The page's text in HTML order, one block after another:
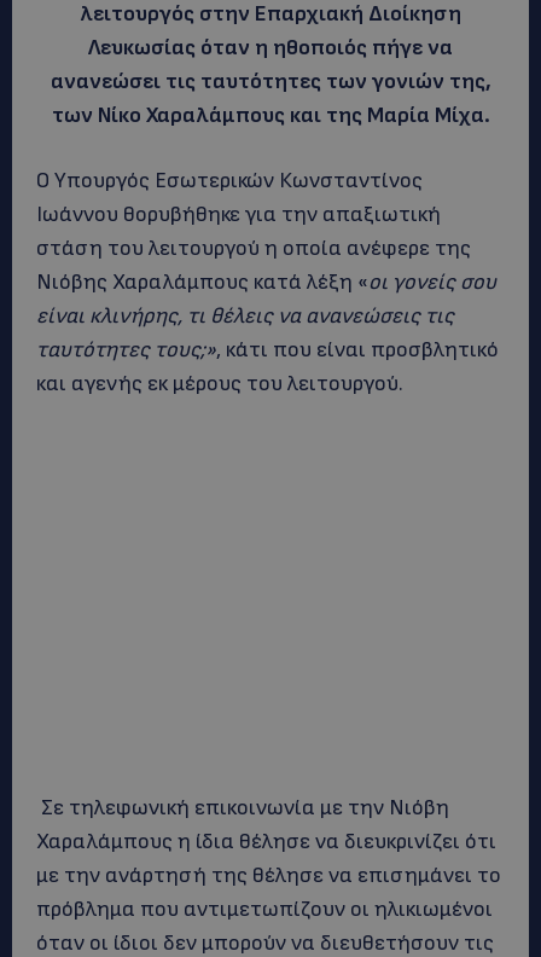
λειτουργός στην Επαρχιακή Διοίκηση
Λευκωσίας όταν η ηθοποιός πήγε να
ανανεώσει τις ταυτότητες των γονιών της,
των Νίκο Χαραλάμπους και της Μαρία Μίχα.
Ο Υπουργός Εσωτερικών Κωνσταντίνος
Ιωάννου θορυβήθηκε για την απαξιωτική
στάση του λειτουργού η οποία ανέφερε της
Νιόβης Χαραλάμπους κατά λέξη «οι γονείς σου
είναι κλινήρης, τι θέλεις να ανανεώσεις τις
ταυτότητες τους;», κάτι που είναι προσβλητικό
και αγενής εκ μέρους του λειτουργού.
Σε τηλεφωνική επικοινωνία με την Νιόβη
Χαραλάμπους η ίδια θέλησε να διευκρινίζει ότι
με την ανάρτησή της θέλησε να επισημάνει το
πρόβλημα που αντιμετωπίζουν οι ηλικιωμένοι
όταν οι ίδιοι δεν μπορούν να διευθετήσουν τις